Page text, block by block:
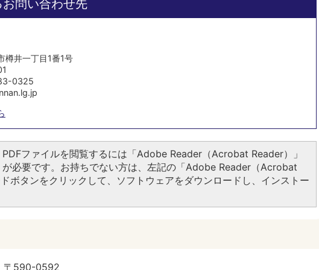
問い合わせ先
井一丁目1番1号
0325
PDFファイルを閲覧するには「Adobe Reader（Acrobat Reader）」
が必要です。お持ちでない方は、左記の「Adobe Reader（Acrobat
ボタンをクリックして、ソフトウェアをダウンロードし、インストー
〒590-0592